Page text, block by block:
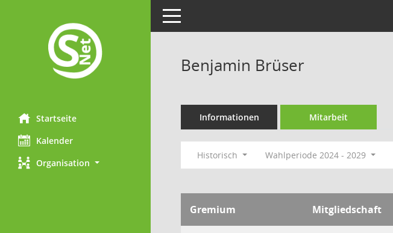
Startseite
Kalender
Organisation
Toggle navigation
Benjamin Brüser
Informationen Mitarbeit
Historisch Wahlperiode 2024 - 2029
Gremium Mitgliedschaft